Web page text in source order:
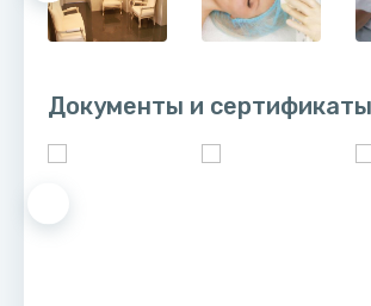
Документы и сертификаты